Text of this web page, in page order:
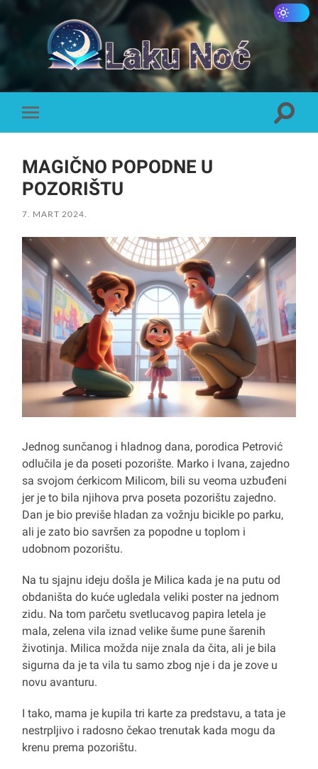
Laku
Noć
Toggle
mobile
Toggle
MAGIČNO POPODNE U
POZORIŠTU
7. MART 2024.
Jednog sunčanog i hladnog dana, porodica Petrović
odlučila je da poseti pozorište. Marko i Ivana, zajedno
sa svojom ćerkicom Milicom, bili su veoma uzbuđeni
jer je to bila njihova prva poseta pozorištu zajedno.
Dan je bio previše hladan za vožnju bicikle po parku,
ali je zato bio savršen za popodne u toplom i
udobnom pozorištu.
Na tu sjajnu ideju došla je Milica kada je na putu od
obdaništa do kuće ugledala veliki poster na jednom
zidu. Na tom parčetu svetlucavog papira letela je
mala, zelena vila iznad velike šume pune šarenih
životinja. Milica možda nije znala da čita, ali je bila
sigurna da je ta vila tu samo zbog nje i da je zove u
novu avanturu.
I tako, mama je kupila tri karte za predstavu, a tata je
nestrpljivo i radosno čekao trenutak kada mogu da
krenu prema pozorištu.